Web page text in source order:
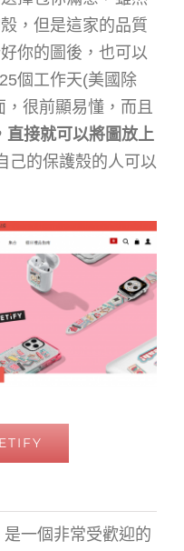
，但是這家的品質
你的圖後，也可以
個工作天(美國除
很前顯易懂，而且
直接就可以將圖放上
己的保護殼的人可以
是一個非常受歡迎的